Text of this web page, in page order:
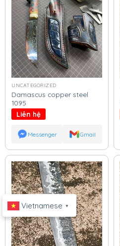
UNCATEGORIZED
Damascus copper steel
1095
Liên hệ
Messenger Gmail
Vietnamese ▼